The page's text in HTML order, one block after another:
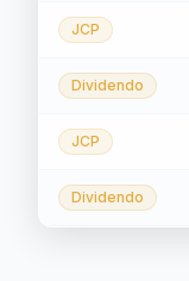
JCP
Dividendo
JCP
Dividendo